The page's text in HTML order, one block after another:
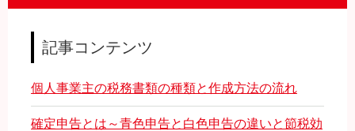
記事コンテンツ
個人事業主の税務書類の種類と作成方法の流れ
確定申告とは～青色申告と白色申告の違いと節税効